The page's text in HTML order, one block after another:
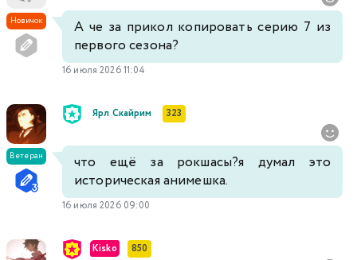
Новичок
А че за прикол копировать серию 7 из
первого сезона?
16 июля 2026 11:04
Ветеран
Ярл Скайрим 323
что ещё за рокшасы?я думал это
историческая анимешка.
16 июля 2026 09:00
Kisko 850